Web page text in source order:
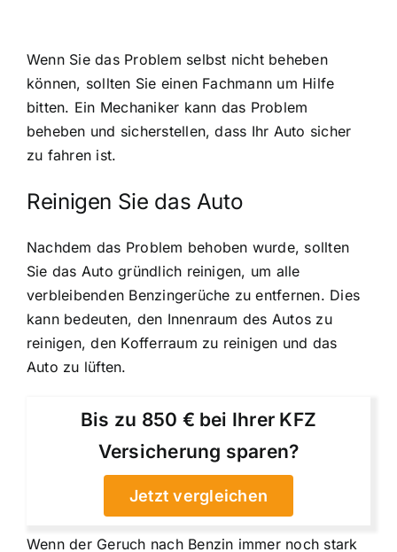
Wenn Sie das Problem selbst nicht beheben
können, sollten Sie einen Fachmann um Hilfe
bitten. Ein Mechaniker kann das Problem
beheben und sicherstellen, dass Ihr Auto sicher
zu fahren ist.
Reinigen Sie das Auto
Nachdem das Problem behoben wurde, sollten
Sie das Auto gründlich reinigen, um alle
verbleibenden Benzingerüche zu entfernen. Dies
kann bedeuten, den Innenraum des Autos zu
reinigen, den Kofferraum zu reinigen und das
Auto zu lüften.
Bis zu 850 € bei Ihrer KFZ
Versicherung sparen?
Jetzt vergleichen
Wenn der Geruch nach Benzin immer noch stark